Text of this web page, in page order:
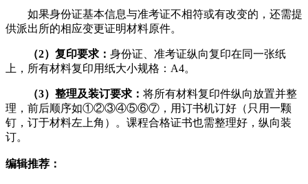
如果身份证基本信息与准考证不相符或有改变的，还需提
供派出所的相应变更证明材料原件。
（2）复印要求： 身份证、准考证纵向复印在同一张纸
上，所有材料复印用纸大小规格：A4。
（3）整理及装订要求： 将所有材料复印件纵向放置并整
理，前后顺序如①②③④⑤⑥⑦，用订书机订好（只用一颗
钉，订于材料左上角）。课程合格证书也需整理好，纵向装
订。
编辑推荐：